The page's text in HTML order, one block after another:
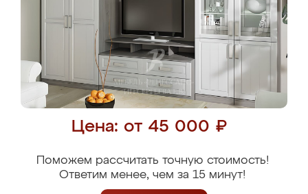
Цена: от 45 000 ₽
Поможем рассчитать точную стоимость!
Ответим менее, чем за 15 минут!